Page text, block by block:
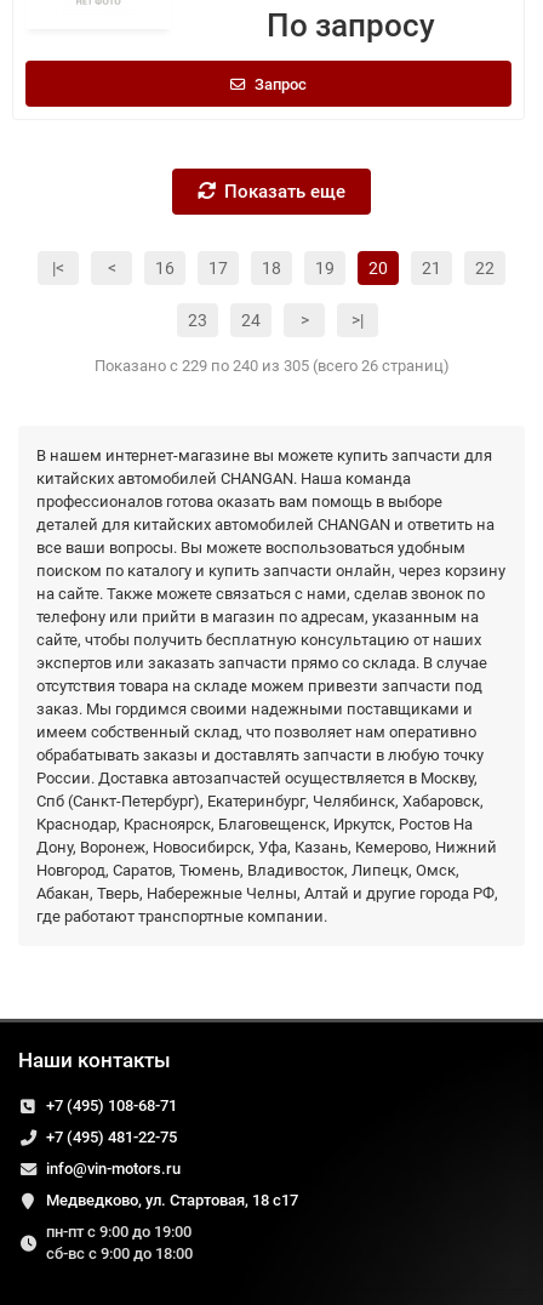
По запросу
Запрос
Показать еще
|< < 16 17 18 19 20 21 22
23 24 > >|
Показано с 229 по 240 из 305 (всего 26 страниц)
В нашем интернет-магазине вы можете купить запчасти для
китайских автомобилей CHANGAN. Наша команда
профессионалов готова оказать вам помощь в выборе
деталей для китайских автомобилей CHANGAN и ответить на
все ваши вопросы. Вы можете воспользоваться удобным
поиском по каталогу и купить запчасти онлайн, через корзину
на сайте. Также можете связаться с нами, сделав звонок по
телефону или прийти в магазин по адресам, указанным на
сайте, чтобы получить бесплатную консультацию от наших
экспертов или заказать запчасти прямо со склада. В случае
отсутствия товара на складе можем привезти запчасти под
заказ. Мы гордимся своими надежными поставщиками и
имеем собственный склад, что позволяет нам оперативно
обрабатывать заказы и доставлять запчасти в любую точку
России. Доставка автозапчастей осуществляется в Москву,
Спб (Санкт-Петербург), Екатеринбург, Челябинск, Хабаровск,
Краснодар, Красноярск, Благовещенск, Иркутск, Ростов На
Дону, Воронеж, Новосибирск, Уфа, Казань, Кемерово, Нижний
Новгород, Саратов, Тюмень, Владивосток, Липецк, Омск,
Абакан, Тверь, Набережные Челны, Алтай и другие города РФ,
где работают транспортные компании.
Наши контакты
+7 (495) 108-68-71
+7 (495) 481-22-75
info@vin-motors.ru
Медведково, ул. Стартовая, 18 с17
пн-пт с 9:00 до 19:00
сб-вс с 9:00 до 18:00